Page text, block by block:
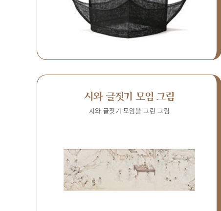
시와 글짓기 모임 그림
시와 글짓기 모임을 그린 그림